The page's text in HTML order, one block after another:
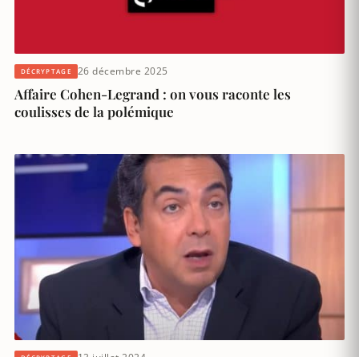
DÉCRYPTAGE 26 décembre 2025
Affaire Cohen-Legrand : on vous raconte les
coulisses de la polémique